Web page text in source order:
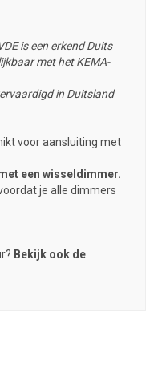
is een erkend Duits
met het KEMA-
in Duitsland
voor aansluiting met
een wisseldimmer.
je alle dimmers
Bekijk ook de